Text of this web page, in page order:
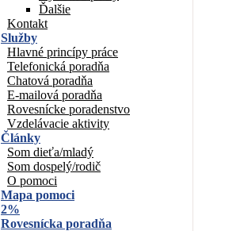
Ďalšie
Kontakt
Služby
Hlavné princípy práce
Telefonická poradňa
Chatová poradňa
E-mailová poradňa
Rovesnícke poradenstvo
Vzdelávacie aktivity
Články
Som dieťa/mladý
Som dospelý/rodič
O pomoci
Mapa pomoci
2%
Rovesnícka poradňa